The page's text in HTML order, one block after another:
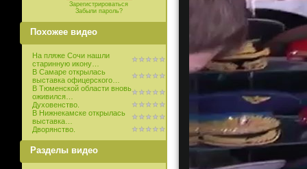
Зарегистрироваться
Забыли пароль?
Похожее видео
На пляже Сочи нашли
старинную икону…
В Самаре открылась
выставка офицерского…
В Тюменской области вновь
оживился…
Духовенство.
В Нижнекамске открылась
выставка…
Дворянство.
Разделы видео